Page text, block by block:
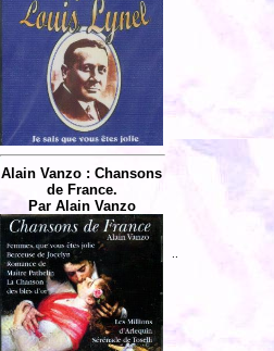
Alain Vanzo : Chansons
de France.
Par Alain Vanzo